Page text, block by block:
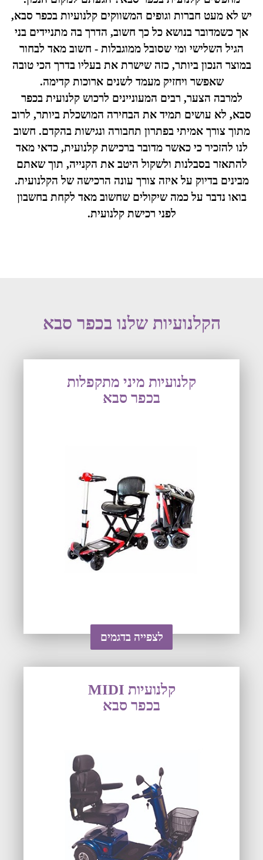
יש לא מעט חברות וגופים המשווקים קלנועיות בכפר סבא,
אך כשמדובר בנושא כל כך חשוב, הדרך בה מתניידים בני
הגיל השלישי ומי שסובל ממוגבלות - חשוב מאד לבחור
במוצר הנכון ביותר, כזה שישרת את בעליו בדרך הכי טובה
שאפשר ויחזיק מעמד לשנים ארוכות קדימה.
למרבה הצער, רבים המעוניינים לרכוש קלנועית בכפר
סבא, לא עושים תמיד את הבחירה המושכלת ביותר, לרוב
מתוך צורך אמיתי בפתרון תחבורה ונגישות בהקדם. חשוב
לנו להזכיר כי כאשר מדובר ברכישת קלנועית, כדאי מאד
להתאזר בסבלנות ולשקול היטב את הקנייה, תוך שאתם
מבינים בדיוק על איזה צורך עונה הרכישה של הקלנועית.
בואו נדבר על כמה שיקולים שחשוב מאד לקחת בחשבון
לפני רכישת קלנועית.
הקלנועיות שלנו בכפר סבא
קלנועיות מיני מתקפלות
בכפר סבא
לצפייה בדגמים
קלנועיות MIDI
בכפר סבא